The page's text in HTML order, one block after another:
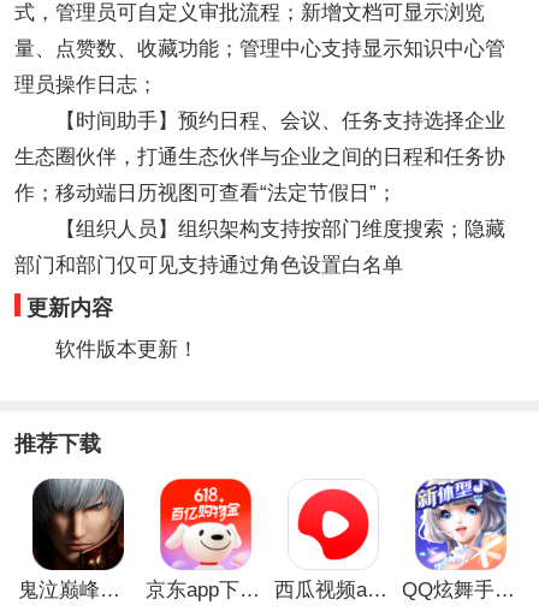
式，管理员可自定义审批流程；新增文档可显示浏览
量、点赞数、收藏功能；管理中心支持显示知识中心管
理员操作日志；
【时间助手】预约日程、会议、任务支持选择企业
生态圈伙伴，打通生态伙伴与企业之间的日程和任务协
作；移动端日历视图可查看“法定节假日”；
【组织人员】组织架构支持按部门维度搜索；隐藏
部门和部门仅可见支持通过角色设置白名单
更新内容
软件版本更新！
推荐下载
鬼泣巅峰之战最新破解版 京东app下载安装 西瓜视频app安卓版 QQ炫舞手游破解版